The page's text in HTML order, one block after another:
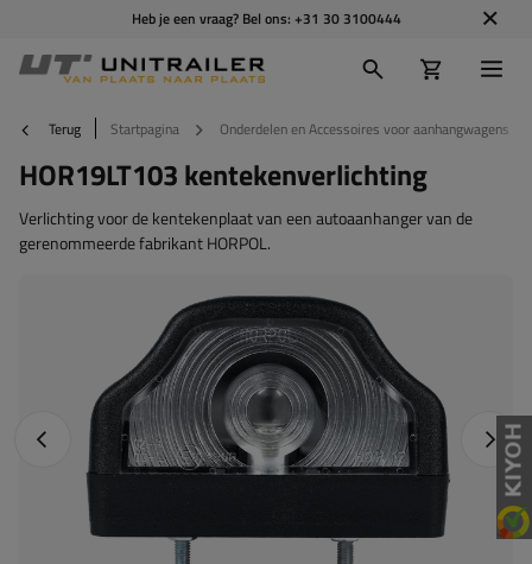
Heb je een vraag? Bel ons: +31 30 3100444
Terug Startpagina Onderdelen en Accessoires voor aanhangwagens
HOR19LT103 kentekenverlichting
Verlichting voor de kentekenplaat van een autoaanhanger van de
gerenommeerde fabrikant HORPOL.
Vorige foto